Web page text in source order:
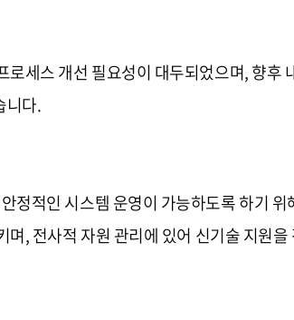
세스 개선 필요성이 대두되었으며, 향후
니다.
정적인 시스템 운영이 가능하도록 하기
, 전사적 자원 관리에 있어 신기술 지원